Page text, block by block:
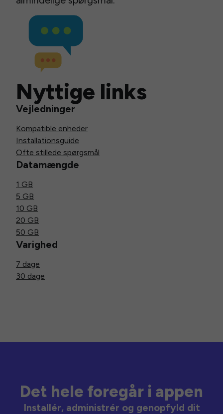
Nyttige links
Vejledninger
Kompatible enheder
Installationsguide
Ofte stillede spørgsmål
Datamængde
1 GB
5 GB
10 GB
20 GB
50 GB
Varighed
7 dage
30 dage
Det hele foregår i appen
Installér, administrér og genopfyld dit